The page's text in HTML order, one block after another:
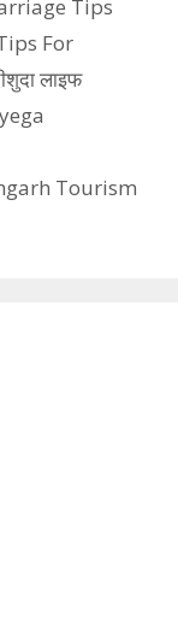
Tips
For
लाइफ
Tourism